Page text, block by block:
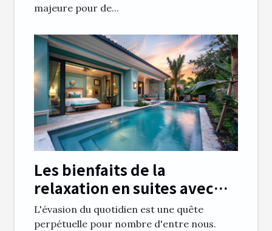
majeure pour de...
Les bienfaits de la
relaxation en suites avec
piscine privée
L'évasion du quotidien est une quête
perpétuelle pour nombre d'entre nous.